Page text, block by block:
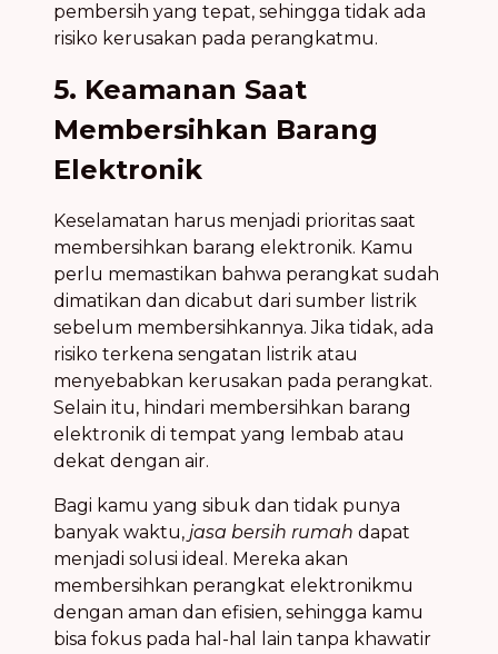
pembersih yang tepat, sehingga tidak ada
risiko kerusakan pada perangkatmu.
5. Keamanan Saat
Membersihkan Barang
Elektronik
Keselamatan harus menjadi prioritas saat
membersihkan barang elektronik. Kamu
perlu memastikan bahwa perangkat sudah
dimatikan dan dicabut dari sumber listrik
sebelum membersihkannya. Jika tidak, ada
risiko terkena sengatan listrik atau
menyebabkan kerusakan pada perangkat.
Selain itu, hindari membersihkan barang
elektronik di tempat yang lembab atau
dekat dengan air.
Bagi kamu yang sibuk dan tidak punya
banyak waktu, jasa bersih rumah dapat
menjadi solusi ideal. Mereka akan
membersihkan perangkat elektronikmu
dengan aman dan efisien, sehingga kamu
bisa fokus pada hal-hal lain tanpa khawatir